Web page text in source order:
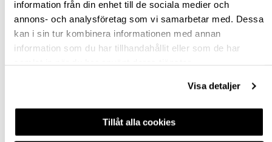
information från din enhet till de sociala medier och
annons- och analysföretag som vi samarbetar med. Dessa
kan i sin tur kombinera informationen med annan
information som du har tillhandahållit eller som de har
Visa detaljer
Tillåt alla cookies
FRÅGA OM PRODUKT
RECENSIONER